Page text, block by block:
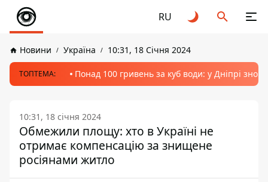
RU
Новини Україна 10:31, 18 Січня 2024
ТОПТЕМА: Понад 100 гривень за куб води: у Дніпрі
10:31, 18 січня 2024
Обмежили площу: хто в Україні не
отримає компенсацію за знищене
росіянами житло